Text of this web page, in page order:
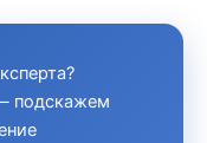
подскажем